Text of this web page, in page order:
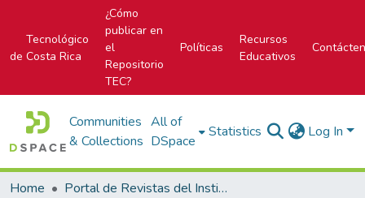
Tecnológico
de Costa Rica
¿Cómo
publicar en
el
Repositorio
TEC?
Políticas
Recursos
Educativos
Communities
& Collections
All of
DSpace
Statistics Log In
Home
Portal de Revistas del Instituto Tecnológico de Costa Rica